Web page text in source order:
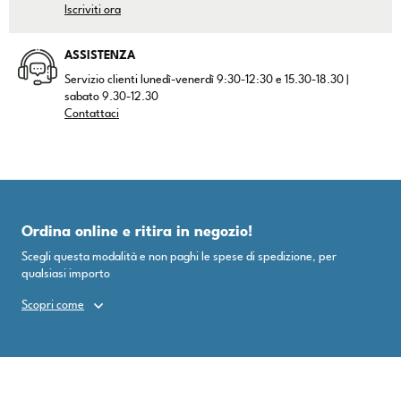
Iscriviti ora
ASSISTENZA
Servizio clienti lunedì-venerdì 9:30-12:30 e 15.30-18.30 |
sabato 9.30-12.30
Contattaci
Ordina online e ritira in negozio!
Scegli questa modalità e non paghi le spese di spedizione, per
qualsiasi importo
Scopri come